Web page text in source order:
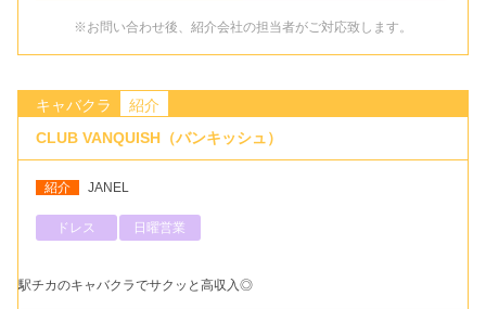
※お問い合わせ後、紹介会社の担当者がご対応致します。
キャバクラ
紹介
CLUB VANQUISH（バンキッシュ）
紹介 JANEL
ドレス 日曜営業
駅チカのキャバクラでサクッと高収入◎